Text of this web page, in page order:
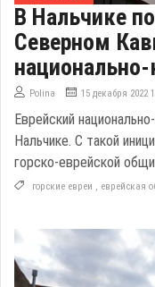
В Нальчике
Северном
Polina 15 декабря 2022
Еврейский
Нальчике. С такой
горско-еврейской
горские евреи , еврейская